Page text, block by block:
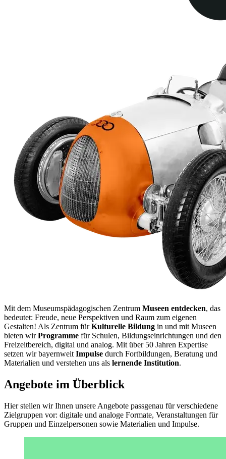
Mit dem Museumspädagogischen Zentrum Museen entdecken, das
bedeutet: Freude, neue Perspektiven und Raum zum eigenen
Gestalten! Als Zentrum fürKulturelle Bildung in und mit Museen
bieten wirProgramme für Schulen, Bildungseinrichtungen und den
Freizeitbereich, digital und analog. Mit über 50 Jahren Expertise
setzen wir bayernweit Impulse durch Fortbildungen, Beratung und
Materialien und verstehen uns als lernende Institution.
Angebote im Überblick
Hier stellen wir Ihnen unsere Angebote passgenau für verschiedene
Zielgruppen vor: digitale und analoge Formate, Veranstaltungen für
Gruppen und Einzelpersonen sowie Materialien und Impulse.